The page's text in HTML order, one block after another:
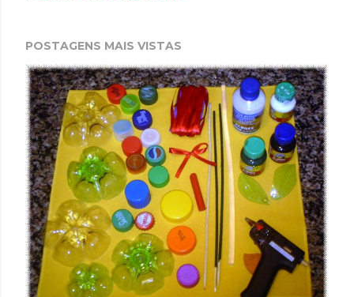
POSTAGENS MAIS VISTAS